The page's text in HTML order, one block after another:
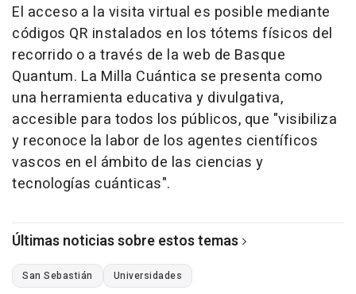
El acceso a la visita virtual es posible mediante
códigos QR instalados en los tótems físicos del
recorrido o a través de la web de Basque
Quantum. La Milla Cuántica se presenta como
una herramienta educativa y divulgativa,
accesible para todos los públicos, que "visibiliza
y reconoce la labor de los agentes científicos
vascos en el ámbito de las ciencias y
tecnologías cuánticas".
Últimas noticias sobre estos temas
San Sebastián Universidades